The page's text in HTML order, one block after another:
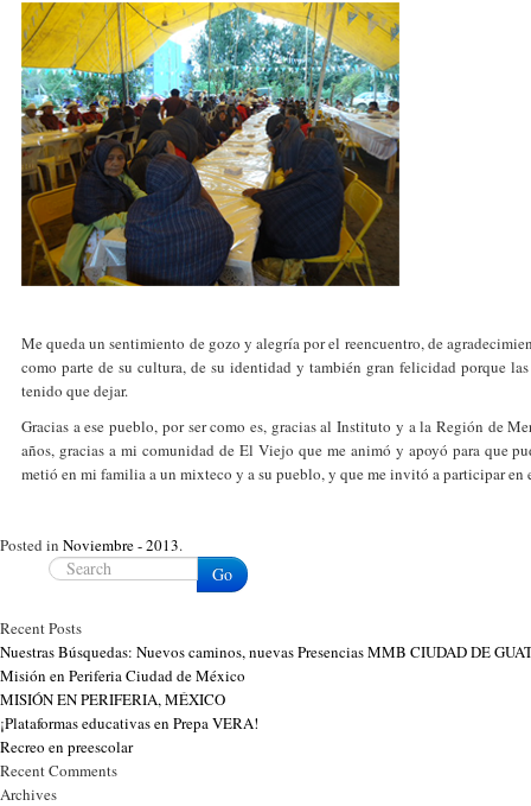
Me queda un sentimiento de gozo y alegría por el reencuentro, de
como parte de su cultura, de su identidad y también gran felicidad porque
tenido que dejar.
Gracias a ese pueblo, por ser como es, gracias al Instituto y a la Región de
años, gracias a mi comunidad de El Viejo que me animó y apoyó para que
metió en mi familia a un mixteco y a su pueblo, y que me invitó a participar en
Posted in Noviembre - 2013.
Go
Recent Posts
Nuestras Búsquedas: Nuevos caminos, nuevas Presencias MMB CIUDAD DE
Misión en Periferia Ciudad de México
MISIÓN EN PERIFERIA, MÉXICO
¡Plataformas educativas en Prepa VERA!
Recreo en preescolar
Recent Comments
Archives